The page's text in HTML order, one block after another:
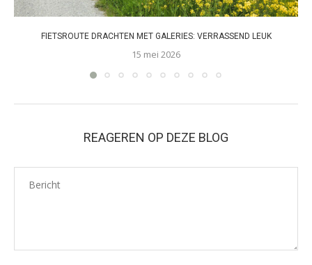
FIETSROUTE DRACHTEN MET GALERIES: VERRASSEND LEUK
15 mei 2026
REAGEREN OP DEZE BLOG